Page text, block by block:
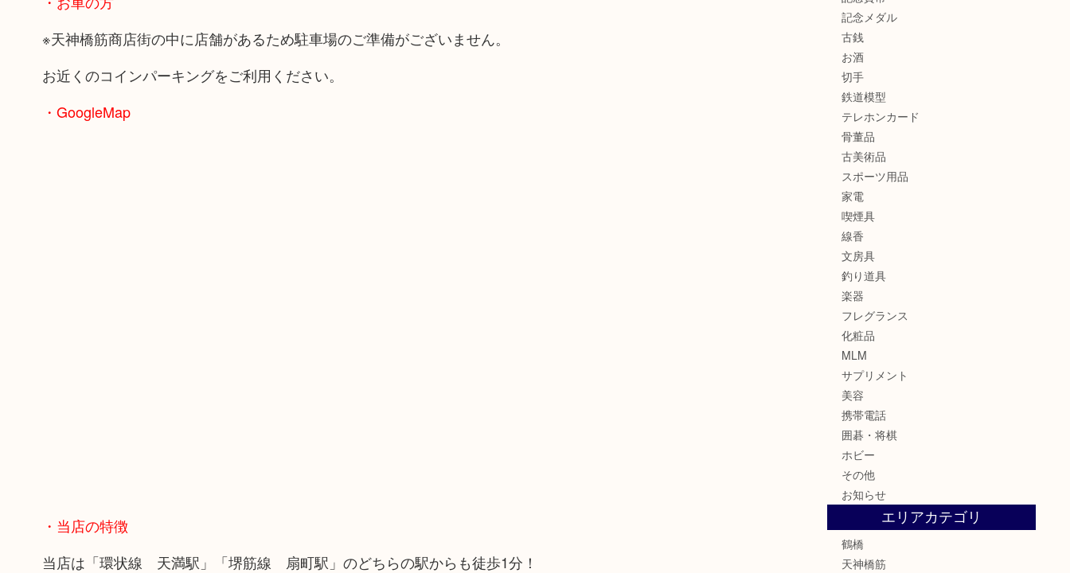
※天神橋筋商店街の中に店舗があるため駐車場のご準備がございません。
お近くのコインパーキングをご利用ください。
・GoogleMap
・当店の特徴
当店は「環状線 天満駅」「堺筋線 扇町駅」のどちらの駅からも徒歩1分！
記念メダル
古銭
お酒
切手
鉄道模型
テレホンカード
骨董品
古美術品
スポーツ用品
家電
喫煙具
線香
文房具
釣り道具
楽器
フレグランス
化粧品
MLM
サプリメント
美容
携帯電話
囲碁・将棋
ホビー
その他
お知らせ
エリアカテゴリ
鶴橋
天神橋筋